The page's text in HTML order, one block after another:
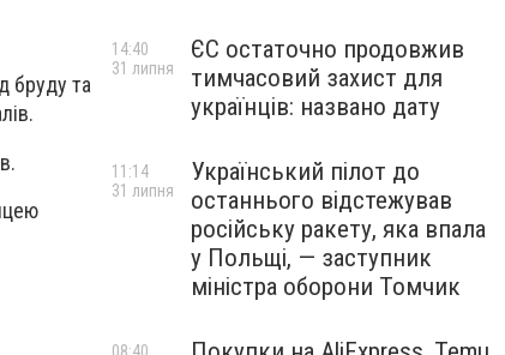
бруду та
ЄС остаточно продовжив
тимчасовий захист для
українців: названо дату
14:40
31 липня
Український пілот до
останнього відстежував
російську ракету, яка впала
у Польщі, — заступник
міністра оборони Томчик
11:14
31 липня